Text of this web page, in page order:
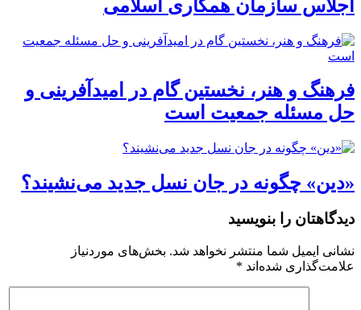
اجلاس سازمان همکاری اسلامی
فرهنگ و هنر، نخستین گام در امیدآفرینی و
حل مسئله جمعیت است
«دین» چگونه در جان نسل جدید می‌نشیند؟
دیدگاهتان را بنویسید
نشانی ایمیل شما منتشر نخواهد شد. بخش‌های موردنیاز
علامت‌گذاری شده‌اند *